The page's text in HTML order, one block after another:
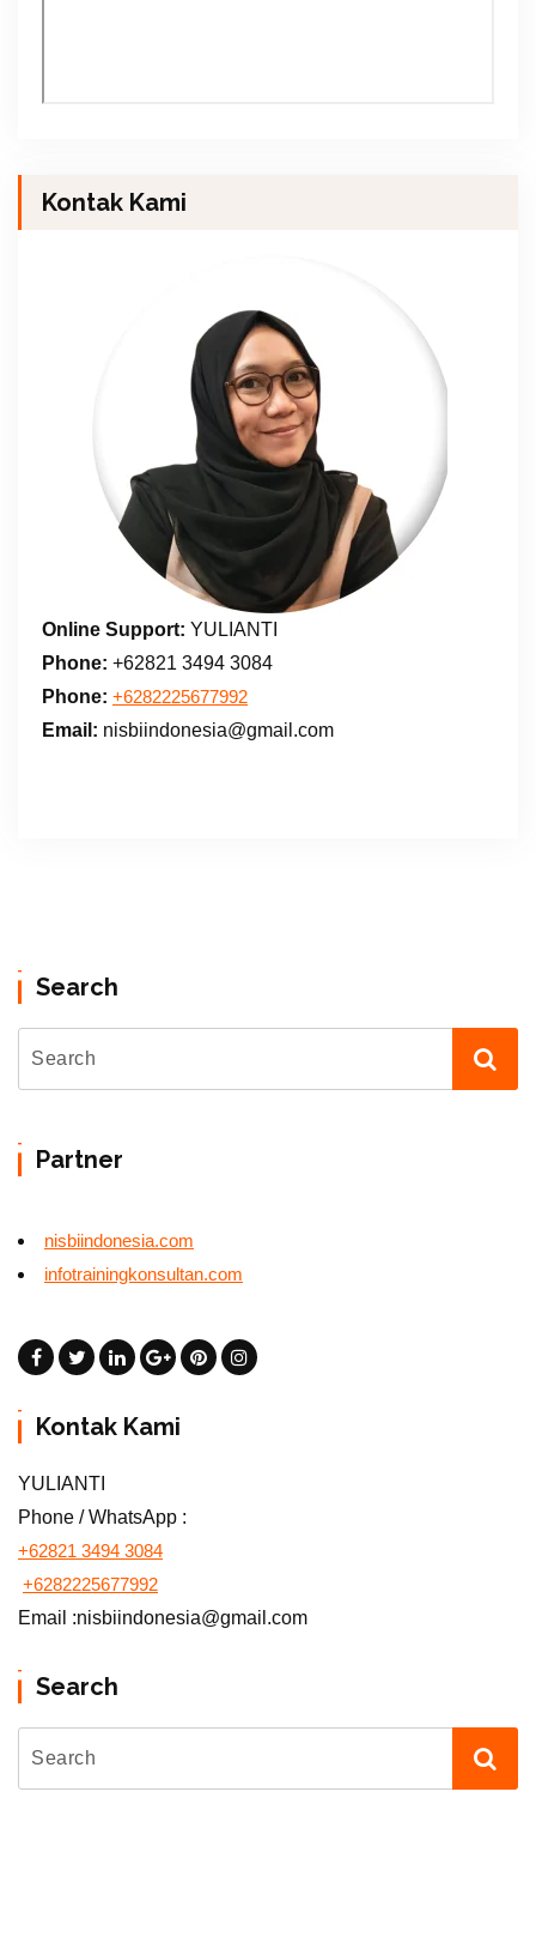
Kontak Kami
Online Support: YULIANTI
Phone: +62821 3494 3084
Phone: +6282225677992
Email: nisbiindonesia@gmail.com
Search
Partner
nisbiindonesia.com
infotrainingkonsultan.com
Kontak Kami
YULIANTI
Phone / WhatsApp :
+62821 3494 3084
+6282225677992
Email :nisbiindonesia@gmail.com
Search